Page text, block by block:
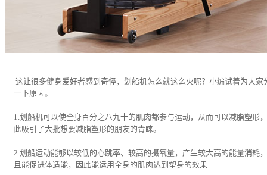
这让很多健身爱好者感到奇怪，划船机怎么就这么火呢？小编试着为大家
一下原因。
1.划船机可以使全身百分之八九十的肌肉都参与运动，从而可以减脂塑形
此吸引了大批想要减脂塑形的朋友的青睐。
2.划船运动能够以较低的心跳率、较高的摄氧量，产生较大高的能量消耗
且能促进体适能，因此能运用全身的肌肉达到塑身的效果